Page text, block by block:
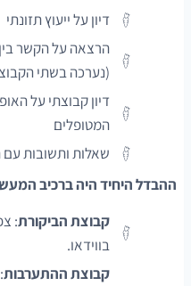
דיון על ייעוץ תזונתי
הרצאה על הקשר בין
(נערכה בשתי
דיון קבוצתי על
המטופלים
שאלות ותשובות עם
ההבדל היחיד היה ברכיב
קבוצת הביקורת:
בווידאו.
קבוצת ההתערבות